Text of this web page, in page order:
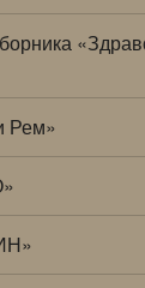
Рем»